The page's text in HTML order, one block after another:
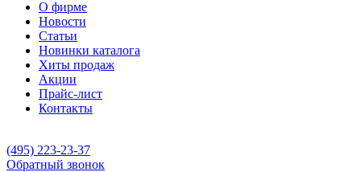
О фирме
Новости
Статьи
Новинки каталога
Хиты продаж
Акции
Прайс-лист
Контакты
(495) 223-23-37
Обратный звонок